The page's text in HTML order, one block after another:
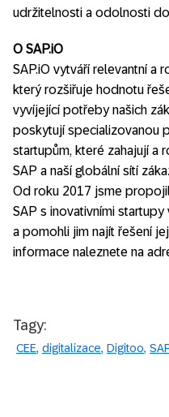
udržitelnosti a odolnosti
O SAP.iO
SAP.iO vytváří relevantní a
který rozšiřuje hodnotu
vyvíjející potřeby našich
poskytují specializovanou
startupům, které zahajují a
SAP a naší globální sítí
Od roku 2017 jsme
SAP s inovativními
a pomohli jim najít řešení
informace naleznete na
Tagy:
CEE digitalizace Digitoo